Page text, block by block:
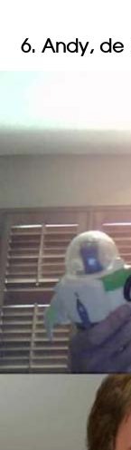
6. Andy, de